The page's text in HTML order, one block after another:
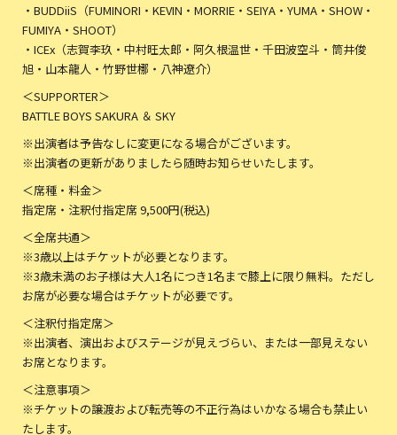
・BUDDiiS（FUMINORI・KEVIN・MORRIE・SEIYA・YUMA・SHOW・
FUMIYA・SHOOT）
・ICEx（志賀李玖・中村旺太郎・阿久根温世・千田波空斗・筒井俊
旭・山本龍人・竹野世梛・八神遼介）
＜SUPPORTER＞
BATTLE BOYS SAKURA ＆ SKY
※出演者は予告なしに変更になる場合がございます。
※出演者の更新がありましたら随時お知らせいたします。
＜席種・料金＞
指定席・注釈付指定席 9,500円(税込)
＜全席共通＞
※3歳以上はチケットが必要となります。
※3歳未満のお子様は大人1名につき1名まで膝上に限り無料。ただし
お席が必要な場合はチケットが必要です。
＜注釈付指定席＞
※出演者、演出およびステージが見えづらい、または一部見えない
お席となります。
＜注意事項＞
※チケットの譲渡および転売等の不正行為はいかなる場合も禁止い
たします。